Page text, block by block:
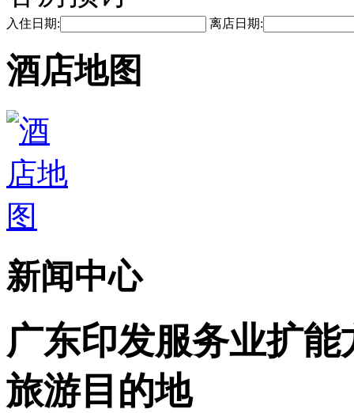
入住日期: 离店日期:
酒店地图
新闻中心
广东印发服务业扩
旅游目的地